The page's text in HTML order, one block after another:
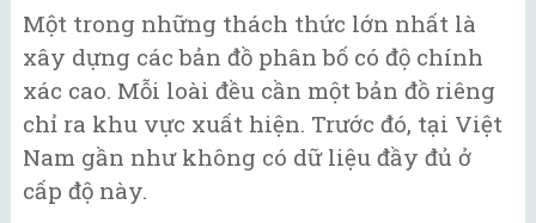
Một trong những thách thức lớn nhất là
xây dựng các bản đồ phân bố có độ chính
xác cao. Mỗi loài đều cần một bản đồ riêng
chỉ ra khu vực xuất hiện. Trước đó, tại Việt
Nam gần như không có dữ liệu đầy đủ ở
cấp độ này.